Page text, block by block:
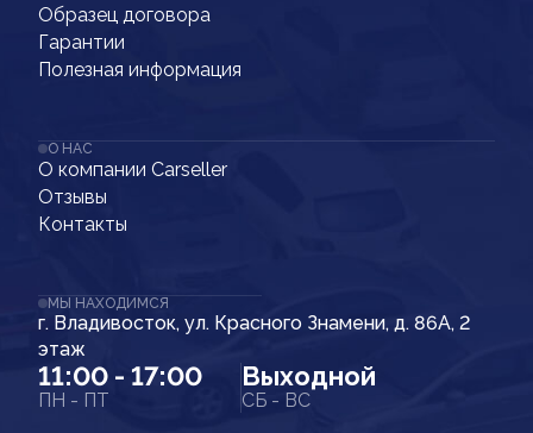
Образец договора
Гарантии
Полезная информация
О НАС
О компании Carseller
Отзывы
Контакты
МЫ НАХОДИМСЯ
г. Владивосток, ул. Красного Знамени, д. 86А, 2
этаж
11:00 - 17:00
ПН - ПТ
Выходной
СБ - ВС